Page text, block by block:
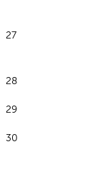
27
28
29
30